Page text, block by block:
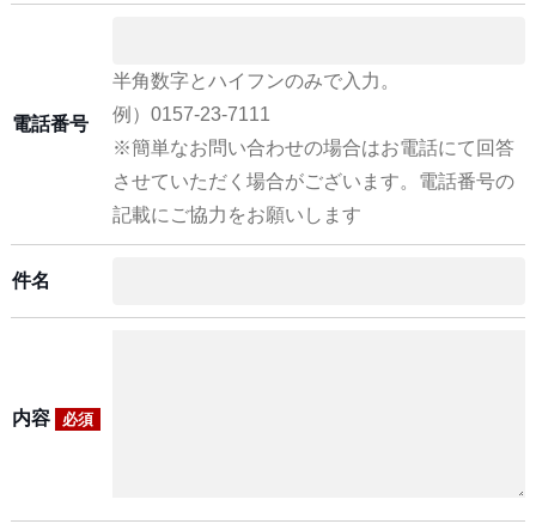
電話番号
半角数字とハイフンのみで入力。
例）0157-23-7111
※簡単なお問い合わせの場合はお電話にて回答
させていただく場合がございます。電話番号の
記載にご協力をお願いします
件名
内容 必須